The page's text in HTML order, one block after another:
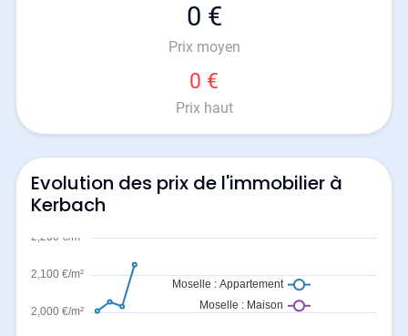
0 €
Prix moyen
0 €
Prix haut
Evolution des prix de l'immobilier à
Kerbach